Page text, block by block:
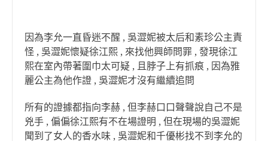
因為李允一直昏迷不醒 , 吳澀妮被太后和素珍公主責
怪 , 吳澀妮懷疑徐江熙 , 來找他興師問罪 , 發現徐江
熙在室內帶著圍巾太可疑 , 且脖子上有抓痕 , 因為雅
麗公主為他作證 , 吳澀妮才沒有繼續追問
所有的證據都指向李赫 , 但李赫口口聲聲說自己不是
兇手 , 偏偏徐江熙有不在場證明 , 但在現場的吳澀妮
聞到了女人的香水味 , 吳澀妮和千優彬找不到李允的